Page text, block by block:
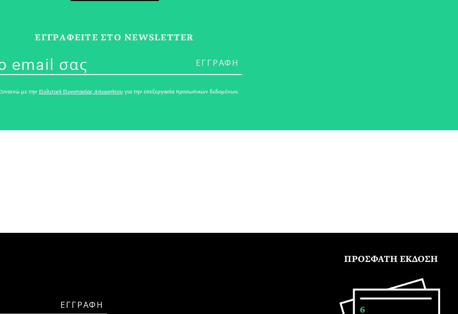
Πώς θα Μοιάζει η Νέα Κυβέρνηση
Συνεργασίας στη Γερμανία;
ΜΑΡΙΑΝΝΑ ΣΚΥΛΑΚΑΚΗ
ΠΡΟΣΦΑΤΗ ΕΚΔΟΣΗ
6
ΕΓΓPΑΦΕΙΤΕ ΣΤΟ NEWSLETTER
με τηνΠολιτική Προστασίας Απορρήτου για την επεξεργασία προσωπικών δεδομένων.